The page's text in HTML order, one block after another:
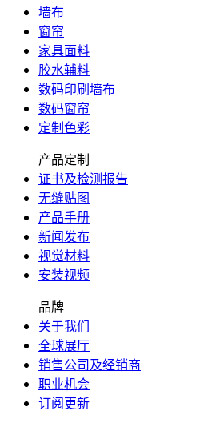
墙布
窗帘
家具面料
胶水辅料
数码印刷墙布
数码窗帘
定制色彩
产品定制
证书及检测报告
无缝贴图
产品手册
新闻发布
视觉材料
安装视频
品牌
关于我们
全球展厅
销售公司及经销商
职业机会
订阅更新